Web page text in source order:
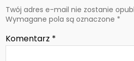
Twój adres e-mail nie zostanie
Wymagane pola są oznaczone *
Komentarz *